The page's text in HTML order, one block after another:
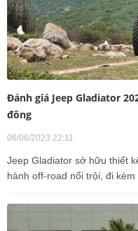
Đánh giá Jeep Gladiator
đông
06/06/2023 22:11
Jeep Gladiator sở hữu thiết
hành off-road nổi trội, đi